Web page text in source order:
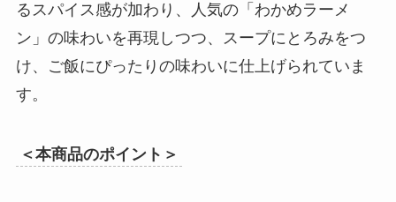
るスパイス感が加わり、人気の「わかめラーメ
ン」の味わいを再現しつつ、スープにとろみをつ
け、ご飯にぴったりの味わいに仕上げられていま
す。
＜本商品のポイント＞